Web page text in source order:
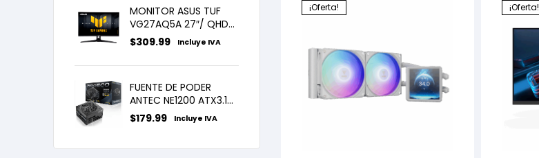
¡Oferta! ¡Oferta!
MONITOR ASUS TUF
VG27AQ5A 27″/ QHD/
IPS/ 210Hz/ 0.3MS
$309.99 Incluye IVA
FUENTE DE PODER
ANTEC NE1200 ATX3.1
80 PLUS PLATINUM ATX
12V 3.1 PCIE 5.1
$179.99 Incluye IVA